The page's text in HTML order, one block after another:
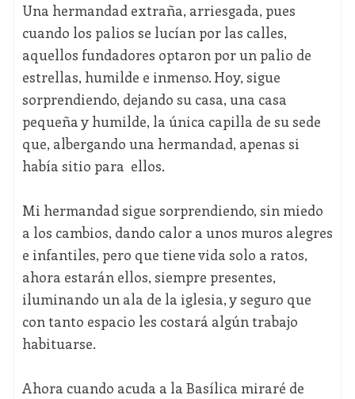
Una hermandad extraña, arriesgada, pues
cuando los palios se lucían por las calles,
aquellos fundadores optaron por un palio de
estrellas, humilde e inmenso. Hoy, sigue
sorprendiendo, dejando su casa, una casa
pequeña y humilde, la única capilla de su sede
que, albergando una hermandad, apenas si
había sitio para ellos.
Mi hermandad sigue sorprendiendo, sin miedo
a los cambios, dando calor a unos muros alegres
e infantiles, pero que tiene vida solo a ratos,
ahora estarán ellos, siempre presentes,
iluminando un ala de la iglesia, y seguro que
con tanto espacio les costará algún trabajo
habituarse.
Ahora cuando acuda a la Basílica miraré de